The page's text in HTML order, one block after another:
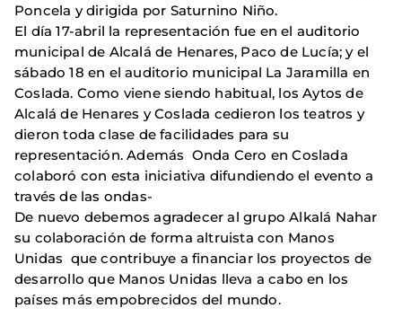
Poncela y dirigida por Saturnino Niño.
El día 17-abril la representación fue en el auditorio
municipal de Alcalá de Henares, Paco de Lucía; y el
sábado 18 en el auditorio municipal La Jaramilla en
Coslada. Como viene siendo habitual, los Aytos de
Alcalá de Henares y Coslada cedieron los teatros y
dieron toda clase de facilidades para su
representación. Además Onda Cero en Coslada
colaboró con esta iniciativa difundiendo el evento a
través de las ondas-
De nuevo debemos agradecer al grupo Alkalá Nahar
su colaboración de forma altruista con Manos
Unidas que contribuye a financiar los proyectos de
desarrollo que Manos Unidas lleva a cabo en los
países más empobrecidos del mundo.